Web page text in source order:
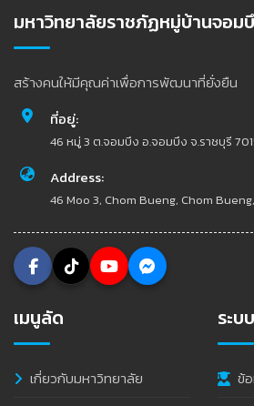
มหาวิทยาลัยราชภัฏหมู่บ้านจอม
สร้างคนให้มีคุณค่าเพื่อการพัฒนาที่ยั่งยืน
ที่อยู่:
46 หมู่ 3 ต.จอมบึง อ.จอมบึง จ.ราชบุรี
Address:
46 Moo 3, Chom Bueng, Chom
เมนูลัด
เกี่ยวกับมหาวิทยาลัย
ระบ
ข้